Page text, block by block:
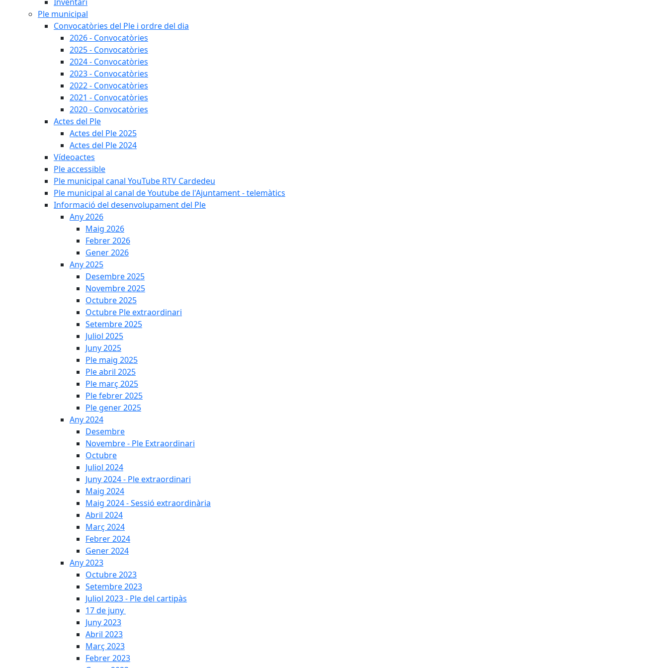
Ple municipal
Convocatòries del Ple i ordre del dia
2026 - Convocatòries
2025 - Convocatòries
2024 - Convocatòries
2023 - Convocatòries
2022 - Convocatòries
2021 - Convocatòries
2020 - Convocatòries
Actes del Ple
Actes del Ple 2025
Actes del Ple 2024
Vídeoactes
Ple accessible
Ple municipal canal YouTube RTV Cardedeu
Ple municipal al canal de Youtube de l'Ajuntament - telemàtics
Informació del desenvolupament del Ple
Any 2026
Maig 2026
Febrer 2026
Gener 2026
Any 2025
Desembre 2025
Novembre 2025
Octubre 2025
Octubre Ple extraordinari
Setembre 2025
Juliol 2025
Juny 2025
Ple maig 2025
Ple abril 2025
Ple març 2025
Ple febrer 2025
Ple gener 2025
Any 2024
Desembre
Novembre - Ple Extraordinari
Octubre
Juliol 2024
Juny 2024 - Ple extraordinari
Maig 2024
Maig 2024 - Sessió extraordinària
Abril 2024
Març 2024
Febrer 2024
Gener 2024
Any 2023
Octubre 2023
Setembre 2023
Juliol 2023 - Ple del cartipàs
17 de juny
Juny 2023
Abril 2023
Març 2023
Febrer 2023